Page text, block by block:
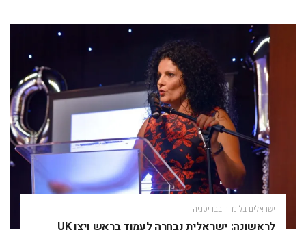
ישראלים בלונדון ובבריטניה
לראשונה: ישראלית נבחרה לעמוד בראש ויצו UK